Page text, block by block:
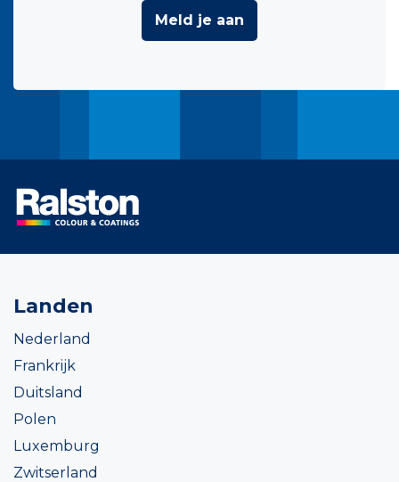
Meld je aan
Landen
Nederland
Frankrijk
Duitsland
Polen
Luxemburg
Zwitserland